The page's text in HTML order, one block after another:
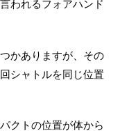
われるフォアハンド
かありますが、その
シャトルを同じ位置
クトの位置が体から